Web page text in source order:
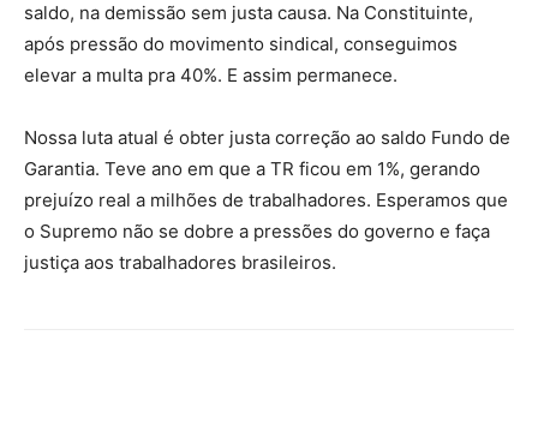
saldo, na demissão sem justa causa. Na Constituinte,
após pressão do movimento sindical, conseguimos
elevar a multa pra 40%. E assim permanece.
Nossa luta atual é obter justa correção ao saldo Fundo de
Garantia. Teve ano em que a TR ficou em 1%, gerando
prejuízo real a milhões de trabalhadores. Esperamos que
o Supremo não se dobre a pressões do governo e faça
justiça aos trabalhadores brasileiros.